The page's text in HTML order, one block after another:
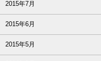
2015年7月
2015年6月
2015年5月